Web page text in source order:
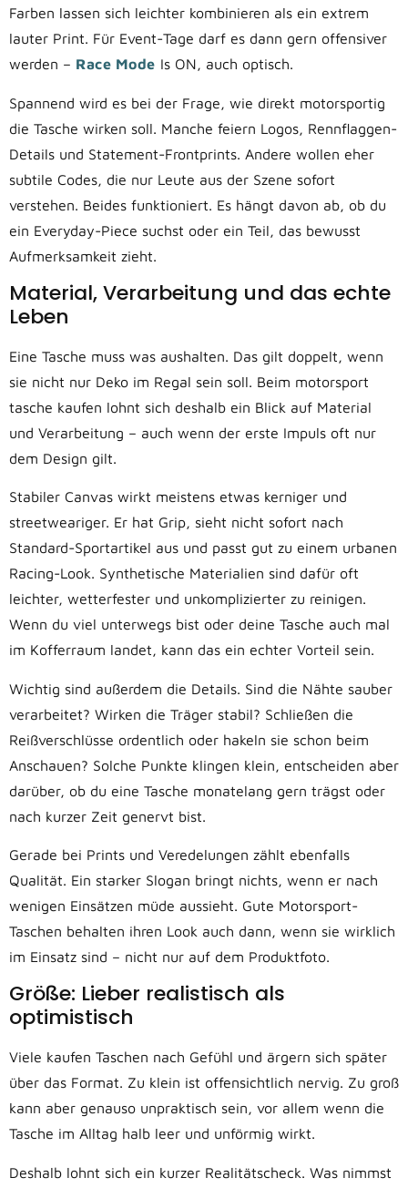
Farben lassen sich leichter kombinieren als ein extrem
lauter Print. Für Event-Tage darf es dann gern offensiver
werden – Race Mode Is ON, auch optisch.
Spannend wird es bei der Frage, wie direkt motorsportig
die Tasche wirken soll. Manche feiern Logos, Rennflaggen-
Details und Statement-Frontprints. Andere wollen eher
subtile Codes, die nur Leute aus der Szene sofort
verstehen. Beides funktioniert. Es hängt davon ab, ob du
ein Everyday-Piece suchst oder ein Teil, das bewusst
Aufmerksamkeit zieht.
Material, Verarbeitung und das echte
Leben
Eine Tasche muss was aushalten. Das gilt doppelt, wenn
sie nicht nur Deko im Regal sein soll. Beim motorsport
tasche kaufen lohnt sich deshalb ein Blick auf Material
und Verarbeitung – auch wenn der erste Impuls oft nur
dem Design gilt.
Stabiler Canvas wirkt meistens etwas kerniger und
streetweariger. Er hat Grip, sieht nicht sofort nach
Standard-Sportartikel aus und passt gut zu einem urbanen
Racing-Look. Synthetische Materialien sind dafür oft
leichter, wetterfester und unkomplizierter zu reinigen.
Wenn du viel unterwegs bist oder deine Tasche auch mal
im Kofferraum landet, kann das ein echter Vorteil sein.
Wichtig sind außerdem die Details. Sind die Nähte sauber
verarbeitet? Wirken die Träger stabil? Schließen die
Reißverschlüsse ordentlich oder hakeln sie schon beim
Anschauen? Solche Punkte klingen klein, entscheiden aber
darüber, ob du eine Tasche monatelang gern trägst oder
nach kurzer Zeit genervt bist.
Gerade bei Prints und Veredelungen zählt ebenfalls
Qualität. Ein starker Slogan bringt nichts, wenn er nach
wenigen Einsätzen müde aussieht. Gute Motorsport-
Taschen behalten ihren Look auch dann, wenn sie wirklich
im Einsatz sind – nicht nur auf dem Produktfoto.
Größe: Lieber realistisch als
optimistisch
Viele kaufen Taschen nach Gefühl und ärgern sich später
über das Format. Zu klein ist offensichtlich nervig. Zu groß
kann aber genauso unpraktisch sein, vor allem wenn die
Tasche im Alltag halb leer und unförmig wirkt.
Deshalb lohnt sich ein kurzer Realitätscheck. Was nimmst